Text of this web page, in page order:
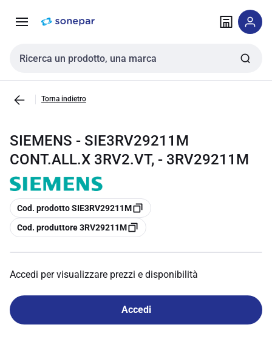
navigazione alla
Cerca input
Torna indietro
SIEMENS - SIE3RV29211M
CONT.ALL.X 3RV2.VT, - 3RV29211M
copia
Cod. prodotto SIE3RV29211M
copia
Cod. produttore 3RV29211M
Accedi per visualizzare prezzi e disponibilità
Accedi